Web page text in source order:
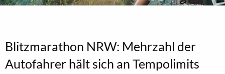
Blitzmarathon NRW: Mehrzahl der
Autofahrer hält sich an Tempolimits